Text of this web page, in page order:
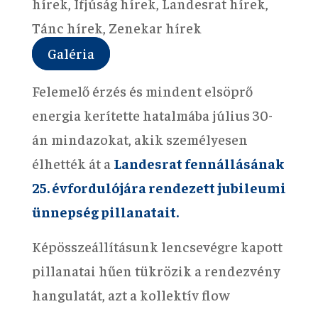
Tánc hírek, Zenekar hírek
Galéria
Felemelő érzés és mindent elsöprő
energia kerítette hatalmába július 30-
án mindazokat, akik személyesen
élhették át a Landesrat fennállásának
25. évfordulójára rendezett jubileumi
ünnepség pillanatait.
Képösszeállításunk lencsevégre kapott
pillanatai hűen tükrözik a rendezvény
hangulatát, azt a kollektív flow